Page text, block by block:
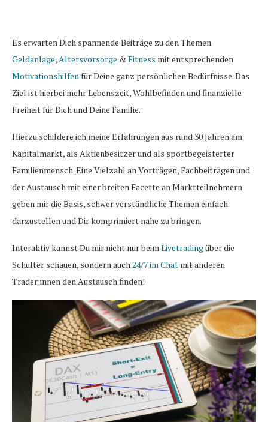
Es erwarten Dich spannende Beiträge zu den Themen
Geldanlage, Altersvorsorge & Fitness mit entsprechenden
Motivationshilfen für Deine ganz persönlichen Bedürfnisse. Das
Ziel ist hierbei mehr Lebenszeit, Wohlbefinden und finanzielle
Freiheit für Dich und Deine Familie.
Hierzu schildere ich meine Erfahrungen aus rund 30 Jahren am
Kapitalmarkt, als Aktienbesitzer und als sportbegeisterter
Familienmensch. Eine Vielzahl an Vorträgen, Fachbeiträgen und
der Austausch mit einer breiten Facette an Marktteilnehmern
geben mir die Basis, schwer verständliche Themen einfach
darzustellen und Dir komprimiert nahe zu bringen.
Interaktiv kannst Du mir nicht nur beim Livetradingüber die
Schulter schauen, sondern auch 24/7 im Chat mit anderen
Trader:innen den Austausch finden!